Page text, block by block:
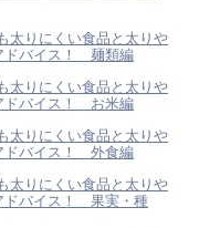
太りにくい食品と太りや
ドバイス！ 麺類編
太りにくい食品と太りや
ドバイス！ お米編
太りにくい食品と太りや
ドバイス！ 外食編
太りにくい食品と太りや
ドバイス！ 果実・種